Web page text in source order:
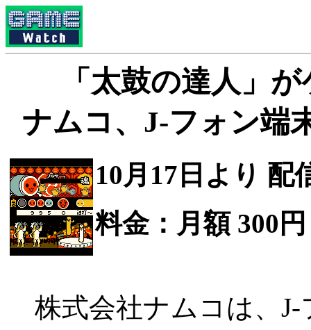
「太鼓の達人」
ナムコ、J-フォン端
10月17日より 配
料金：月額 300円
株式会社ナムコは、J-